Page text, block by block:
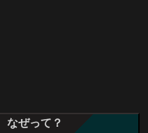
なぜって？